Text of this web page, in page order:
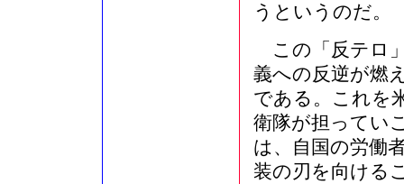
うというのだ。
この「反テロ
義への反逆が燃
である。これを
衛隊が担ってい
は、自国の労働
装の刃を向ける